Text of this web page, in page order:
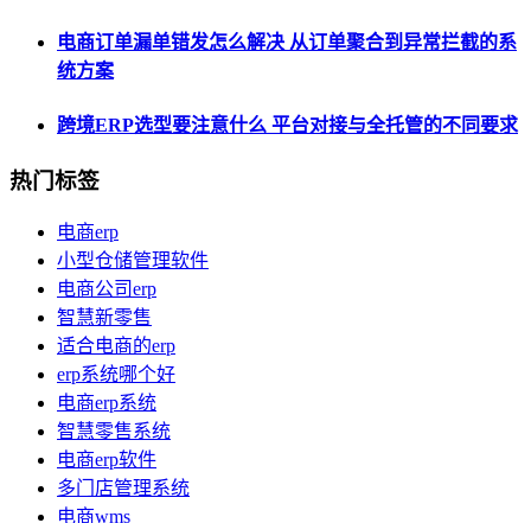
电商订单漏单错发怎么解决 从订单聚合到异常拦截的系
统方案
跨境ERP选型要注意什么 平台对接与全托管的不同要求
热门标签
电商erp
小型仓储管理软件
电商公司erp
智慧新零售
适合电商的erp
erp系统哪个好
电商erp系统
智慧零售系统
电商erp软件
多门店管理系统
电商wms